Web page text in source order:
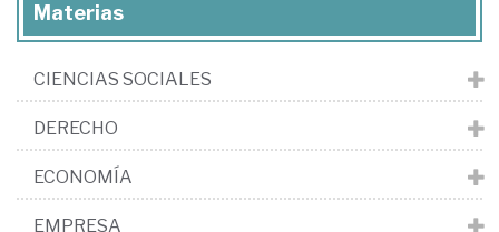
Materias
CIENCIAS SOCIALES
DERECHO
ECONOMÍA
EMPRESA